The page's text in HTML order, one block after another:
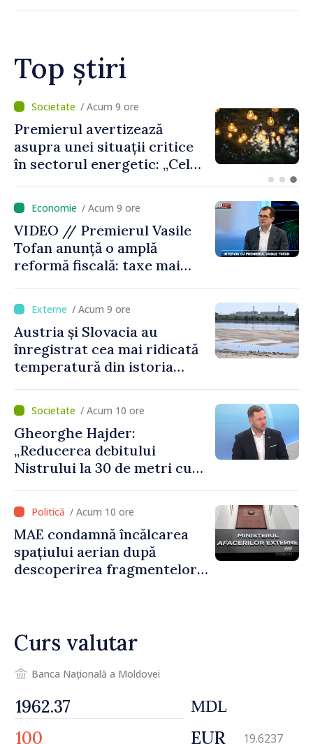
Top știri
/ Acum 9 ore
Premierul avertizează
asupra unei situații critice
în sectorul energetic: „Cel
putea cumpăra nici curent
de avarie” / Acum 9 ore
VIDEO // Premierul Vasile
Tofan anunță o amplă
reformă fiscală: taxe mai
mari pentru bănci, tutun și
jocurile de noroc
/ Acum 9 ore
Austria și Slovacia au
înregistrat cea mai ridicată
temperatură din istoria
/ Acum 10 ore
Gheorghe Hajder:
„Reducerea debitului
Nistrului la 30 de metri cubi
„catastrofă naturală”
/ Acum 10 ore
MAE condamnă încălcarea
spațiului aerian după
descoperirea fragmentelor
Curs valutar
Banca Națională a Moldovei
MDL
EUR 19.6237